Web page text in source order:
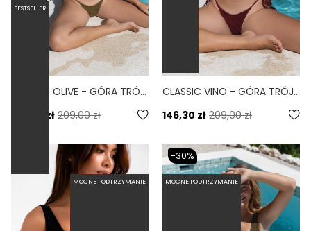
CLASSIC OLIVE - GÓRA TRÓJKĄTNA OD BIKINI WIĄZANA SCRUNCHIE OLIWKOWY
146,30 zł 209,00 zł
CLASSIC VINO - GÓRA TRÓJKĄTNA OD BIKINI WIĄZANA SCRUNCHIE BURGUND
146,30 zł 209,00 zł
BESTSELLER
MOCNE PODTRZYMANIE MOCNE PODTRZYMANIE
-30%